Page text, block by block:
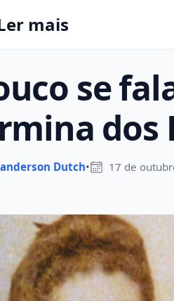
mais
se
dos
Dutch• 17 de